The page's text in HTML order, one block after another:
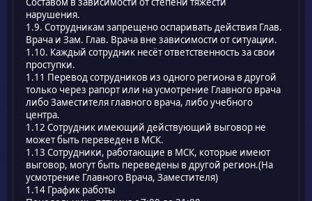
нарушения.
1.9. Сотрудникам запрещено оспаривать действия Глав.
Врача и Зам. Глав. Врача вне зависимости от ситуации.
1.10. Каждый сотрудник несёт ответственность за свои
проступки.
1.11 Перевод сотрудников из одного региона в другой
только через рапорт или на усмотрение Главного врача
либо Заместителя главного врача, либо учебного
центра.
1.12 Сотрудник имеющий действующий выговор не
может быть переведен в МСК.
1.13 Сотрудники, работающие в МСК, которые имеют
выговор, могут быть переведены в другой регион.(На
усмотрение Главного Врача, Заместителя)
1.14 График работы